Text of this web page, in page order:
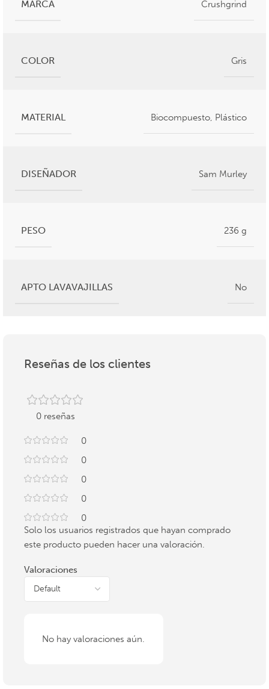
MARCA Crushgrind
COLOR Gris
MATERIAL Biocompuesto, Plástico
DISEÑADOR Sam Murley
PESO 236 g
APTO LAVAVAJILLAS No
Reseñas de los clientes
0 reseñas
0
0
0
0
0
Valoraciones
No hay valoraciones aún.
Solo los usuarios registrados que hayan comprado
este producto pueden hacer una valoración.